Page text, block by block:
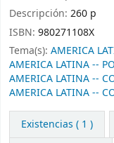
Descripción: 260 p
ISBN: 980271108X
Tema(s): AMERICA
AMERICA LATINA --
AMERICA LATINA --
AMERICA LATINA --
Existencias ( 1 )